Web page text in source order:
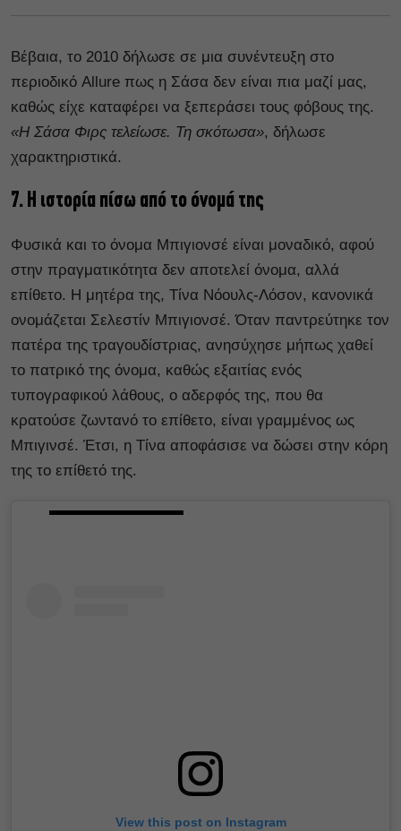
Βέβαια, το 2010 δήλωσε σε μια συνέντευξη στο
περιοδικό Allure πως η Σάσα δεν είναι πια μαζί μας,
καθώς είχε καταφέρει να ξεπεράσει τους φόβους της.
«Η Σάσα Φιρς τελείωσε. Τη σκότωσα», δήλωσε
χαρακτηριστικά.
7. Η ιστορία πίσω από το όνομά της
Φυσικά και το όνομα Μπιγιονσέ είναι μοναδικό, αφού
στην πραγματικότητα δεν αποτελεί όνομα, αλλά
επίθετο. Η μητέρα της, Τίνα Νόουλς-Λόσον, κανονικά
ονομάζεται Σελεστίν Μπιγιονσέ. Όταν παντρεύτηκε τον
πατέρα της τραγουδίστριας, ανησύχησε μήπως χαθεί
το πατρικό της όνομα, καθώς εξαιτίας ενός
τυπογραφικού λάθους, ο αδερφός της, που θα
κρατούσε ζωντανό το επίθετο, είναι γραμμένος ως
Μπιγινσέ. Έτσι, η Τίνα αποφάσισε να δώσει στην κόρη
της το επίθετό της.
View this post on Instagram